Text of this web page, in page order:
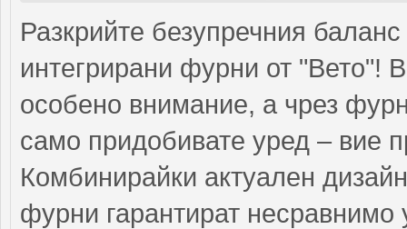
Разкрийте безупречния
интегрирани фурни от "Вето"!
особено внимание, а чрез
само придобивате уред – вие
Комбинирайки актуален
фурни гарантират несравнимо